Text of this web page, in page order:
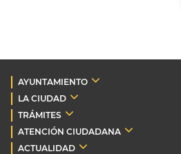
AYUNTAMIENTO
LA CIUDAD
TRÁMITES
ATENCIÓN CIUDADANA
ACTUALIDAD